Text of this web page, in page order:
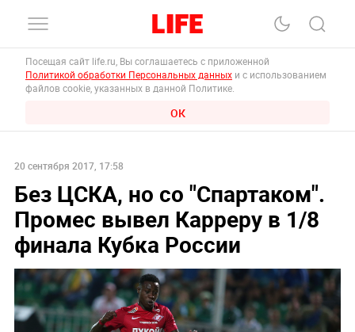
Посещая сайт life.ru, Вы соглашаетесь с приложенной
Политикой обработки Персональных данных и с использованием
файлов cookie, указанных в данной Политике.
ОК
20 сентября 2017, 17:58
Без ЦСКА, но со "Спартаком".
Промес вывел Карреру в 1/8
финала Кубка России